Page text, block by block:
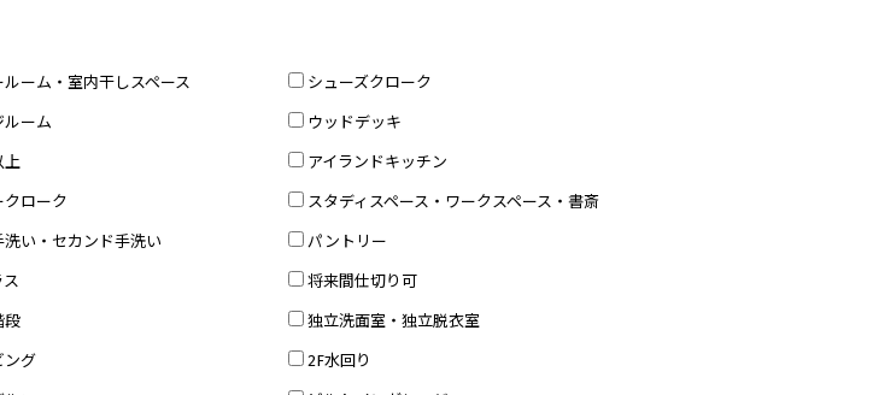
ルーム・室内干しスペース シューズクローク
ルーム ウッドデッキ
上 アイランドキッチン
クローク スタディスペース・ワークスペース・書斎
洗い・セカンド手洗い パントリー
ス 将来間仕切り可
段 独立洗面室・独立脱衣室
ング 2F水回り